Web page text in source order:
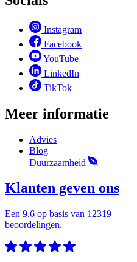
Instagram
Facebook
YouTube
LinkedIn
TikTok
Meer informatie
Advies
Blog
Duurzaamheid
Klanten geven ons
Een 9.6 op basis van 12319
beoordelingen.